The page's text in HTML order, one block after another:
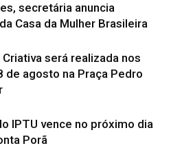
secretária anuncia
Casa da Mulher Brasileira
será realizada nos
de agosto na Praça Pedro
IPTU vence no próximo dia
Porã